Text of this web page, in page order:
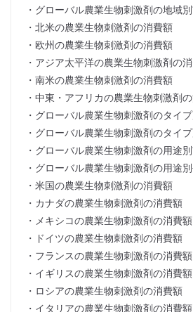
・グローバル農業生物刺激剤の地域
・北米の農業生物刺激剤の消費額
・欧州の農業生物刺激剤の消費額
・アジア太平洋の農業生物刺激剤の
・南米の農業生物刺激剤の消費額
・中東・アフリカの農業生物刺激剤
・グローバル農業生物刺激剤のタイ
・グローバル農業生物刺激剤のタイ
・グローバル農業生物刺激剤の用途
・グローバル農業生物刺激剤の用途
・米国の農業生物刺激剤の消費額
・カナダの農業生物刺激剤の消費額
・メキシコの農業生物刺激剤の消費額
・ドイツの農業生物刺激剤の消費額
・フランスの農業生物刺激剤の消費額
・イギリスの農業生物刺激剤の消費額
・ロシアの農業生物刺激剤の消費額
・イタリアの農業生物刺激剤の消費額